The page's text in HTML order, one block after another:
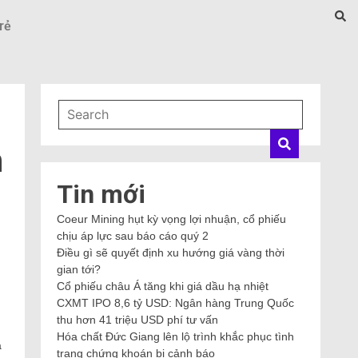
Tin mới
Coeur Mining hụt kỳ vọng lợi nhuận, cổ phiếu
chịu áp lực sau báo cáo quý 2
Điều gì sẽ quyết định xu hướng giá vàng thời
gian tới?
Cổ phiếu châu Á tăng khi giá dầu hạ nhiệt
CXMT IPO 8,6 tỷ USD: Ngân hàng Trung Quốc
thu hơn 41 triệu USD phí tư vấn
Hóa chất Đức Giang lên lộ trình khắc phục tình
trạng chứng khoán bị cảnh báo